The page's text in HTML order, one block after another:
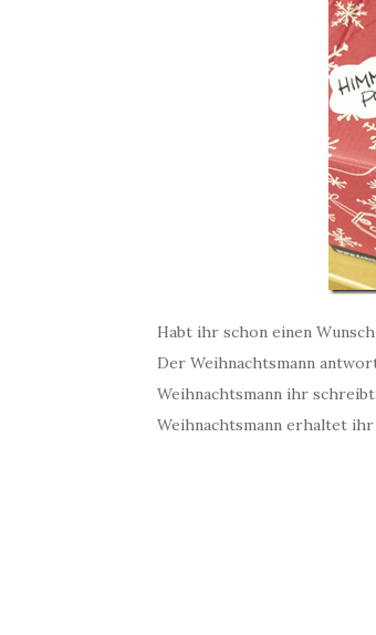
Habt ihr schon einen
Der Weihnachtsmann
Weihnachtsmann ihr
Weihnachtsmann erhaltet ihr